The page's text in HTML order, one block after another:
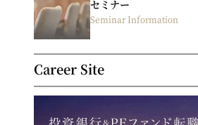
セミナー
Seminar Information
Career Site